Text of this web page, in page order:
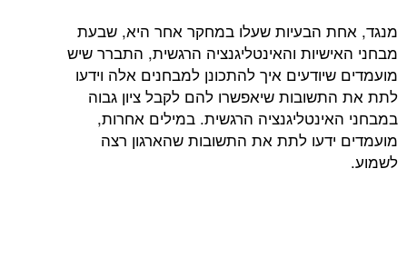
מנגד, אחת הבעיות שעלו במחקר אחר היא, שבעת
מבחני האישיות והאינטליגנציה הרגשית, התברר שיש
מועמדים שיודעים איך להתכונן למבחנים אלה וידעו
לתת את התשובות שיאפשרו להם לקבל ציון גבוה
במבחני האינטליגנציה הרגשית. במילים אחרות,
מועמדים ידעו לתת את התשובות שהארגון רצה
לשמוע.